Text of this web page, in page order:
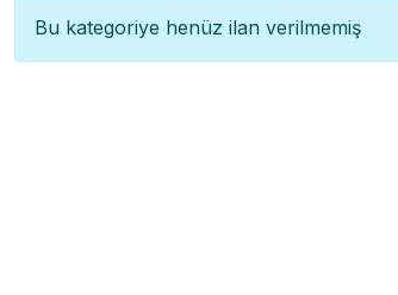
Bu kategoriye henüz ilan verilmemiş